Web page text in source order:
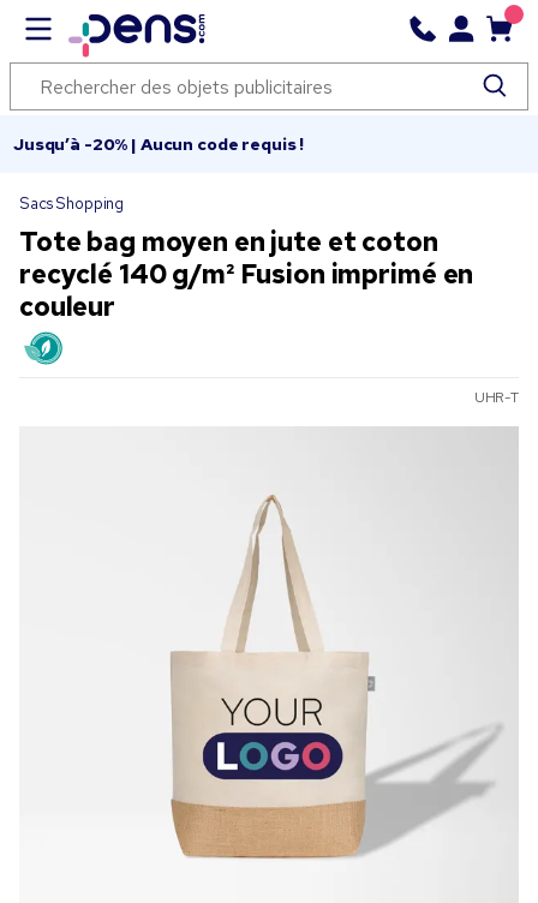
Jusqu’à -20% | Aucun code requis !
Sacs Shopping
Tote bag moyen en jute et coton
recyclé 140 g/m² Fusion imprimé en
couleur
UHR-T